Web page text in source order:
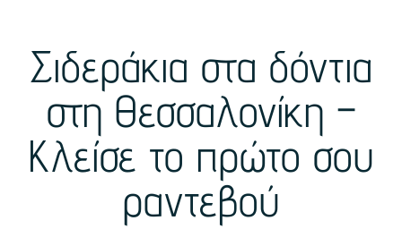
Σιδεράκια στα δόντια
στη Θεσσαλονίκη –
Κλείσε το πρώτο σου
ραντεβού